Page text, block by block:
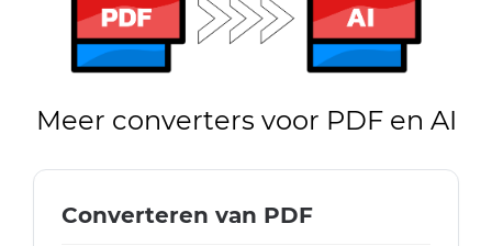
Meer converters voor PDF en AI
Converteren van PDF